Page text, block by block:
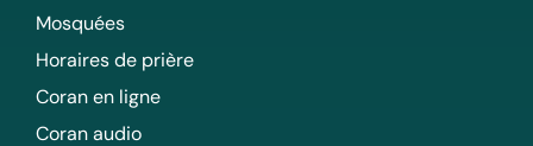
Mosquées
Horaires de prière
Coran en ligne
Coran audio